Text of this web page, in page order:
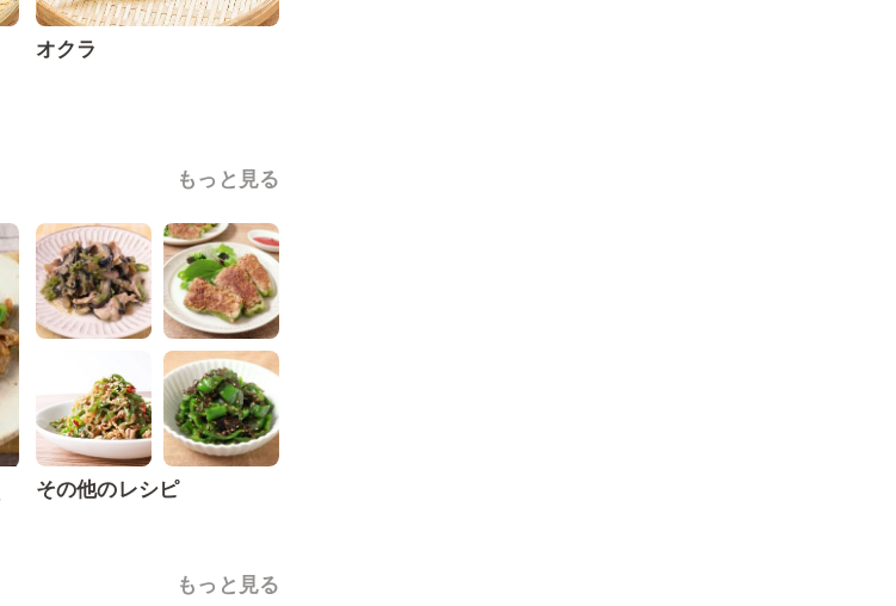
オクラ
もっと見る
その他のレシピ
もっと見る